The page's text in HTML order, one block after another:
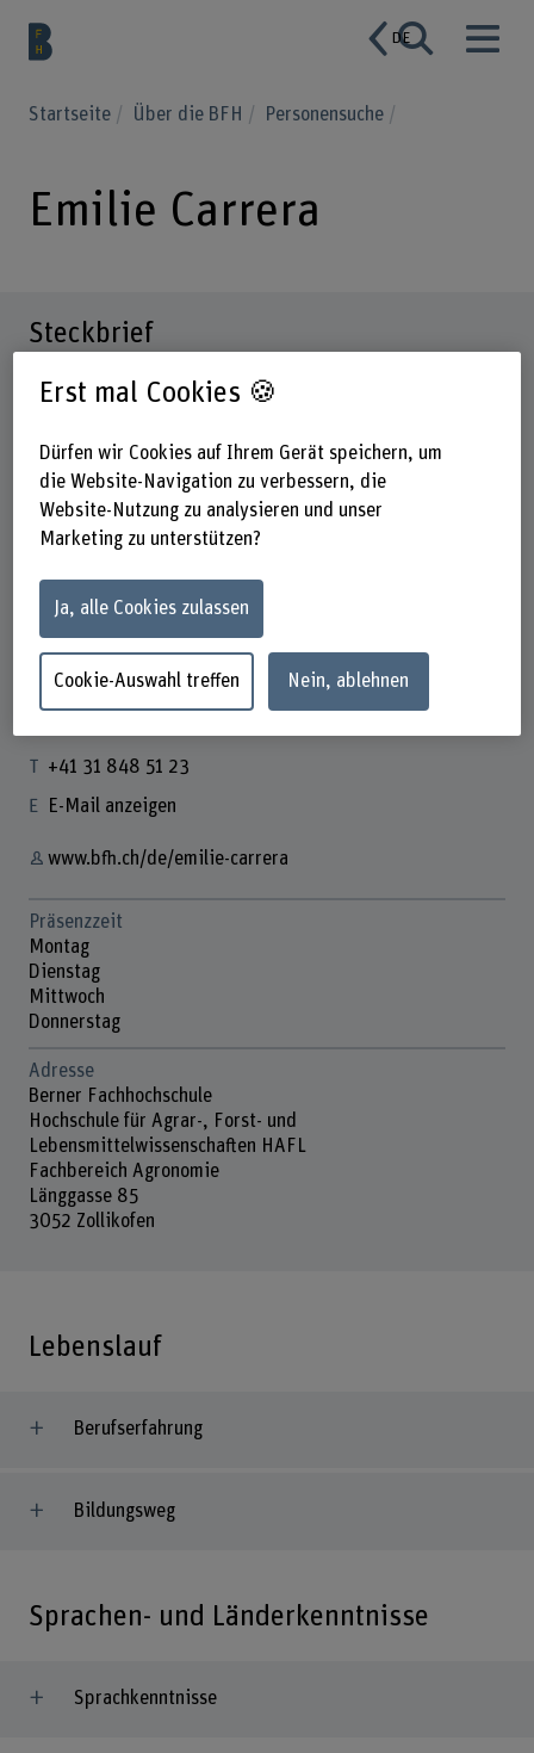
DE
Startseite Über die BFH Personensuche
Emilie Carrera
Steckbrief
Emilie Carrera
+41 31 848 51 23
E-Mail anzeigen
www.bfh.ch/de/emilie-carrera
Präsenzzeit
Montag
Dienstag
Mittwoch
Donnerstag
Adresse
Berner Fachhochschule
Hochschule für Agrar-, Forst- und
Lebensmittelwissenschaften HAFL
Fachbereich Agronomie
Länggasse 85
3052 Zollikofen
Lebenslauf
Berufserfahrung
Bildungsweg
Sprachen- und Länderkenntnisse
Sprachkenntnisse
Erst mal Cookies 🍪
Dürfen wir Cookies auf Ihrem Gerät speichern, um
die Website-Navigation zu verbessern, die
Website-Nutzung zu analysieren und unser
Marketing zu unterstützen?
Ja, alle Cookies zulassen
Cookie-Auswahl treffen Nein, ablehnen